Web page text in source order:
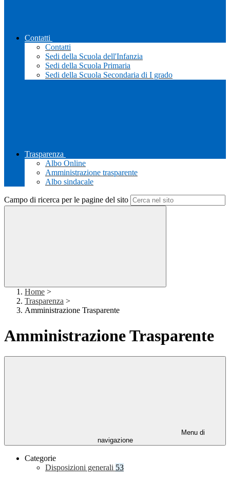
Contatti
Contatti
Sedi della Scuola dell'Infanzia
Sedi della Scuola Primaria
Sedi della Scuola Secondaria di I grado
Trasparenza
Albo Online
Amministrazione trasparente
Albo sindacale
Campo di ricerca per le pagine del sito
Home >
Trasparenza >
Amministrazione Trasparente
Amministrazione Trasparente
Menu di
navigazione
Categorie
Disposizioni generali 53